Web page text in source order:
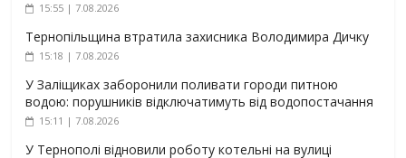
15:55 | 7.08.2026
Тернопільщина втратила захисника Володимира Дичку
15:18 | 7.08.2026
У Заліщиках заборонили поливати городи питною
водою: порушників відключатимуть від водопостачання
15:11 | 7.08.2026
У Тернополі відновили роботу котельні на вулиці